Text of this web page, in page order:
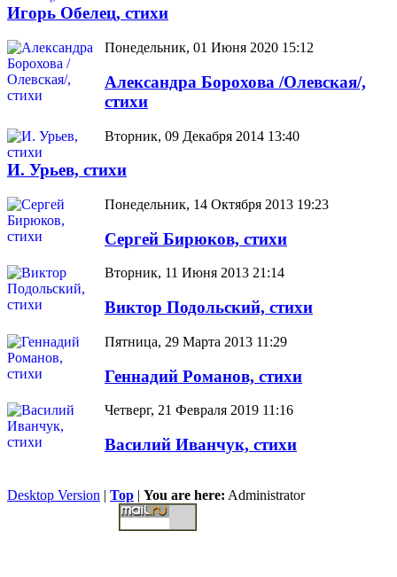
Игорь Обелец, стихи
Понедельник, 01 Июня 2020 15:12
Aлександра Борохова /Олевская/,
стихи
Вторник, 09 Декабря 2014 13:40
И. Урьев, стихи
Понедельник, 14 Октября 2013 19:23
Сергей Бирюков, стихи
Вторник, 11 Июня 2013 21:14
Виктор Подольский, стихи
Пятница, 29 Марта 2013 11:29
Геннадий Романов, стихи
Четверг, 21 Февраля 2019 11:16
Василий Иванчук, стихи
Desktop Version | Top | You are here: Administrator